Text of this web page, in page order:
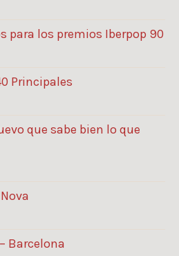
para los premios Iberpop 90
Principales
que sabe bien lo que
Barcelona